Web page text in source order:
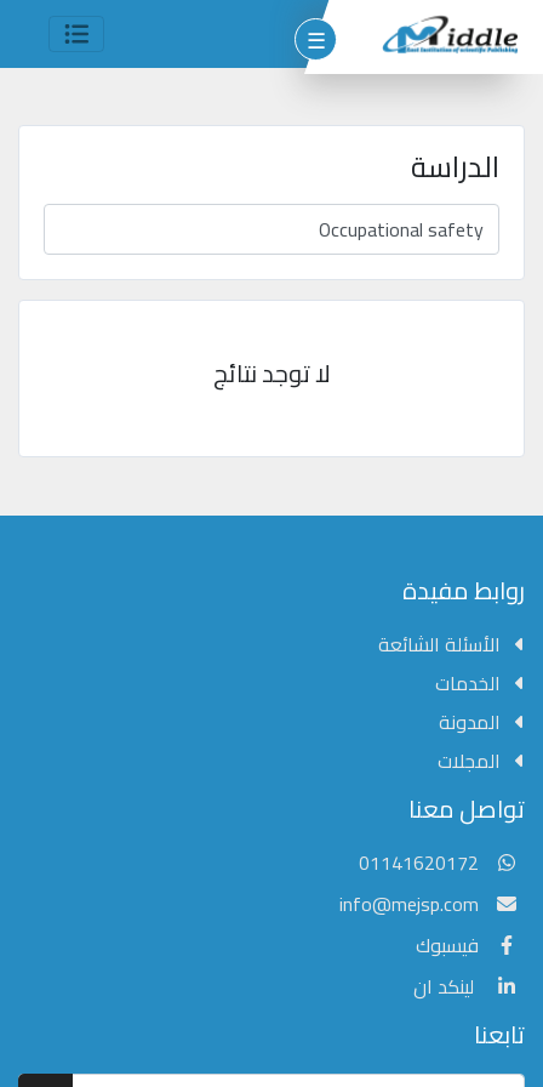
الحقوق
2026
Mejsp.com
☰
مؤسسة الشرق الأوسط للنشر العلمي
عادةً ما يتم الرد في غضون خمس دقائق
الدراسة
لا توجد نتائج
روابط مفيدة
الأسئلة الشائعة
الخدمات
المدونة
المجلات
تواصل معنا
01141620172
info@mejsp.com
فيسبوك
لينكد ان
تابعنا